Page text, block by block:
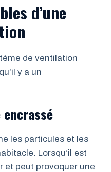
d’une
de ventilation
y a un
les particules et les
Lorsqu’il est
et peut provoquer une